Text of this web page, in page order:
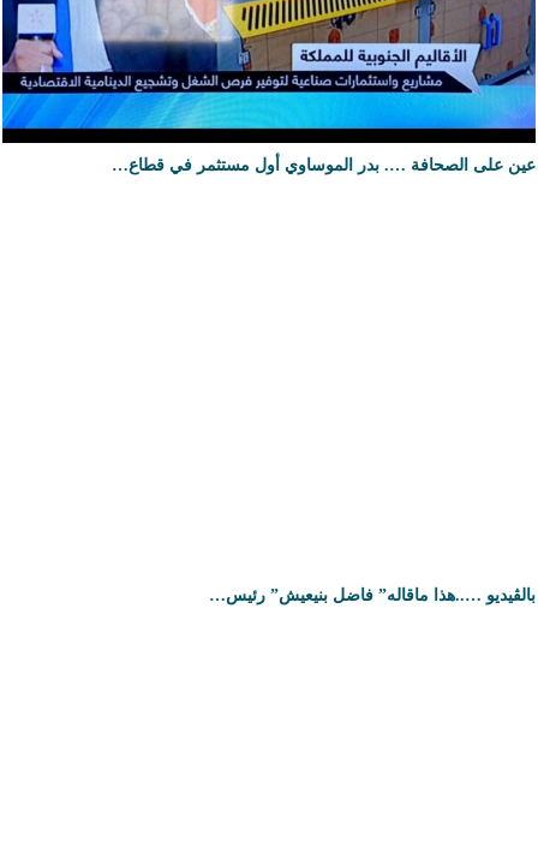
عين على الصحافة …. بدر الموساوي أول مستثمر في قطاع…
بالڤيديو …..هذا ماقاله” فاضل بنيعيش” رئيس…